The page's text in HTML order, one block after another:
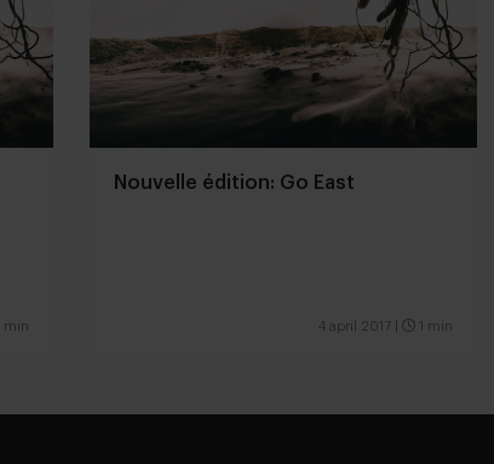
min
Nouvelle édition: Go East
4 april 2017 1 min